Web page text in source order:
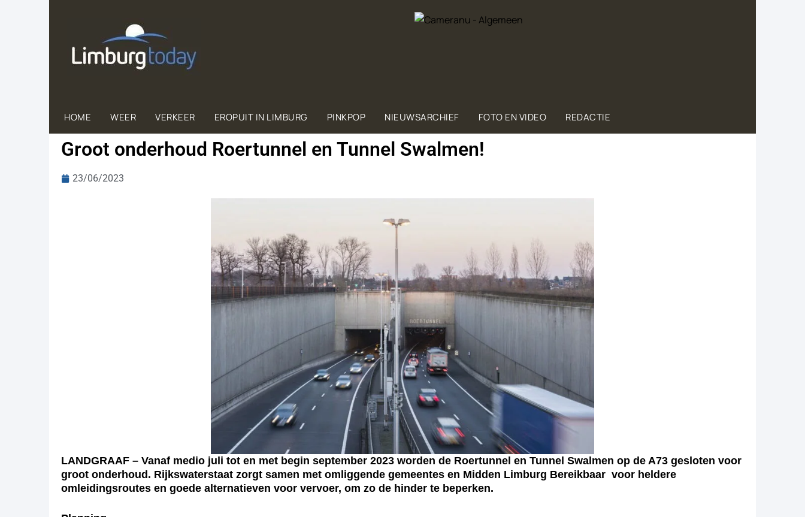
HOME WEER VERKEER EROPUIT IN LIMBURG PINKPOP NIEUWSARCHIEF FOTO EN VIDEO REDACTIE
Groot onderhoud Roertunnel en Tunnel Swalmen!
23/06/2023
LANDGRAAF – Vanaf medio juli tot en met begin september 2023 worden de Roertunnel en Tunnel Swalmen op de A73 gesloten voor
groot onderhoud. Rijkswaterstaat zorgt samen met omliggende gemeentes en Midden Limburg Bereikbaar voor heldere
omleidingsroutes en goede alternatieven voor vervoer, om zo de hinder te beperken.